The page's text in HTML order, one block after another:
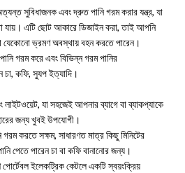
সুবিধাজনক এবং দ্রুত পানি গরম করার যন্ত্র, যা
যায়। এটি ছোট আকারে ডিজাইন করা, তাই আপনি
যেকোনো ভ্রমণ অবস্থায় বহন করতে পারেন।
গরম করে এবং বিভিন্ন গরম পানির
কফি, স্যুপ ইত্যাদি।
যা সহজেই আপনার ব্যাগে বা ব্যাকপ্যাকে
জন্য খুবই উপযোগী।
করতে সক্ষম, সাধারণত মাত্র কিছু মিনিটের
পেতে পারেন চা বা কফি বানানোর জন্য।
ইলেকট্রিক কেটলে একটি স্বয়ংক্রিয়